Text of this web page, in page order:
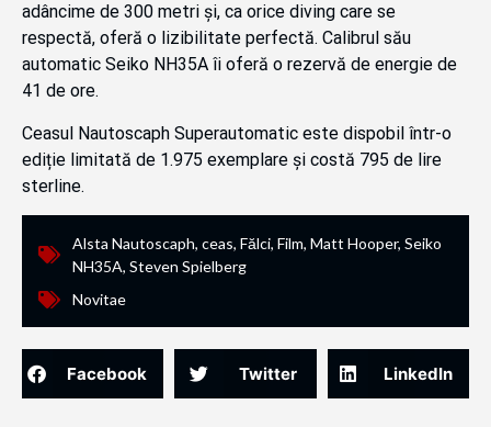
adâncime de 300 metri și, ca orice diving care se
respectă, oferă o lizibilitate perfectă. Calibrul său
automatic Seiko NH35A îi oferă o rezervă de energie de
41 de ore.
Ceasul Nautoscaph Superautomatic este dispobil într-o
ediție limitată de 1.975 exemplare și costă 795 de lire
sterline.
Alsta Nautoscaph, ceas, Fălci, Film, Matt Hooper, Seiko
NH35A, Steven Spielberg
Novitae
Facebook Twitter LinkedIn